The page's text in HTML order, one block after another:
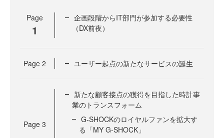
Page
1
企画段階からIT部門が参加する必要性
（DX前夜）
Page 2 ユーザー起点の新たなサービスの誕生
Page 3
新たな顧客接点の獲得を目指した時計事
業のトランスフォーム
G-SHOCKのロイヤルファンを拡大す
る「MY G-SHOCK」